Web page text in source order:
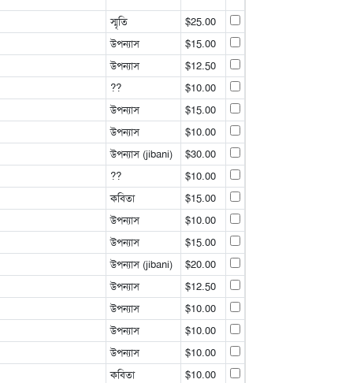
স্মৃতি
$25.00
উপন্যাস
$15.00
উপন্যাস
$12.50
??
$10.00
উপন্যাস
$15.00
উপন্যাস
$10.00
উপন্যাস (jibani)
$30.00
??
$10.00
কবিতা
$15.00
উপন্যাস
$10.00
উপন্যাস
$15.00
উপন্যাস (jibani)
$20.00
উপন্যাস
$12.50
উপন্যাস
$10.00
উপন্যাস
$10.00
উপন্যাস
$10.00
কবিতা
$10.00